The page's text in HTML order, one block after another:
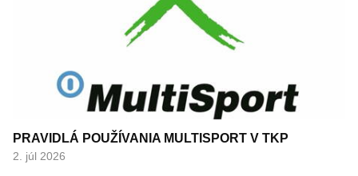
PRAVIDLÁ POUŽÍVANIA MULTISPORT V TKP
2. júl 2026